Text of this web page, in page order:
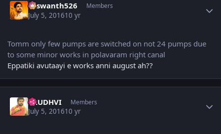
Yaswanth526 Members
July 5, 201610 yr
Tomm only few pumps are switched on not 24 pumps due
to some minor works in polavaram right canal
Eppatiki avutaayi e works anni august ah??
PRUDHVI Members
July 5, 201610 yr